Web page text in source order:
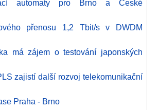
automaty pro Brno a České
přenosu 1,2 Tbit/s v DWDM
má zájem o testování japonských
zajistí další rozvoj telekomunikační
Praha - Brno